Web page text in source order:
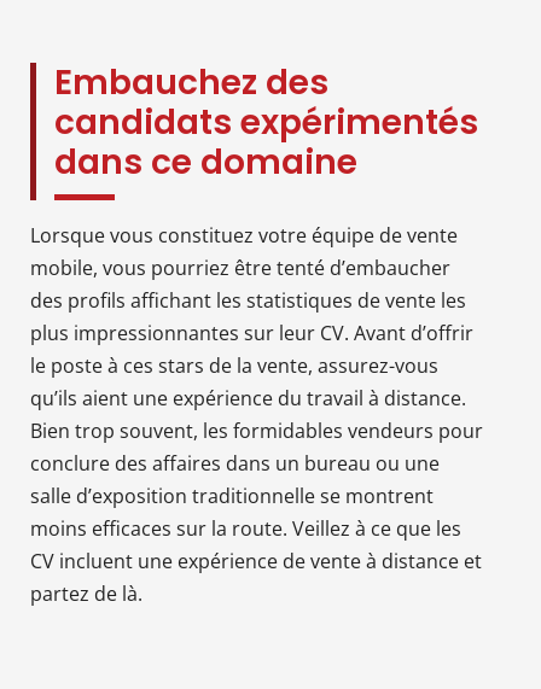
Embauchez des
candidats expérimentés
dans ce domaine
Lorsque vous constituez votre équipe de vente
mobile, vous pourriez être tenté d’embaucher
des profils affichant les statistiques de vente les
plus impressionnantes sur leur CV. Avant d’offrir
le poste à ces stars de la vente, assurez-vous
qu’ils aient une expérience du travail à distance.
Bien trop souvent, les formidables vendeurs pour
conclure des affaires dans un bureau ou une
salle d’exposition traditionnelle se montrent
moins efficaces sur la route. Veillez à ce que les
CV incluent une expérience de vente à distance et
partez de là.